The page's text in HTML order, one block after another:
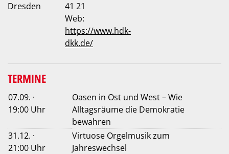
Dresden
41 21
Web:
https://www.hdk-
dkk.de/
TERMINE
07.09. ·
19:00 Uhr
Oasen in Ost und West – Wie
Alltagsräume die Demokratie
bewahren
31.12. ·
21:00 Uhr
Virtuose Orgelmusik zum
Jahreswechsel